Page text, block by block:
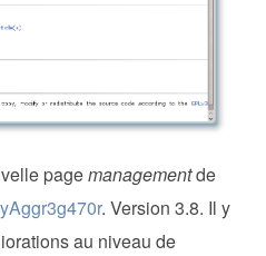
pagemanagementde
. Version 3.8. Il y
au niveau de